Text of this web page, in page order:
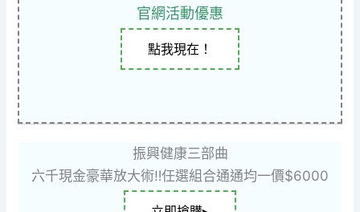
官網活動優惠
點我現在！
振興健康三部曲
六千現金豪華放大術‼任選組合通通均一價$6000